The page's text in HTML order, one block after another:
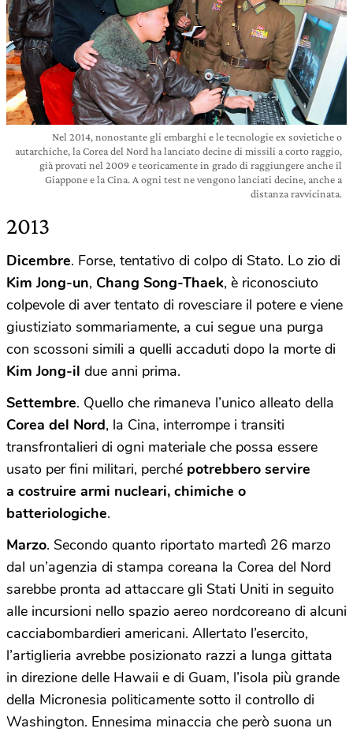
Nel 2014, nonostante gli embarghi e le tecnologie ex sovietiche o
autarchiche, la Corea del Nord ha lanciato decine di missili a corto raggio,
già provati nel 2009 e teoricamente in grado di raggiungere anche il
Giappone e la Cina. A ogni test ne vengono lanciati decine, anche a
distanza ravvicinata.
2013
Dicembre. Forse, tentativo di colpo di Stato. Lo zio di
Kim Jong-un, Chang Song-Thaek, è riconosciuto
colpevole di aver tentato di rovesciare il potere e viene
giustiziato sommariamente, a cui segue una purga
con scossoni simili a quelli accaduti dopo la morte di
Kim Jong-il due anni prima.
Settembre. Quello che rimaneva l’unico alleato della
Corea del Nord, la Cina, interrompe i transiti
transfrontalieri di ogni materiale che possa essere
usato per fini militari, perché potrebbero servire
a costruire armi nucleari, chimiche o
batteriologiche.
Marzo. Secondo quanto riportato martedì 26 marzo
dal un’agenzia di stampa coreana la Corea del Nord
sarebbe pronta ad attaccare gli Stati Uniti in seguito
alle incursioni nello spazio aereo nordcoreano di alcuni
cacciabombardieri americani. Allertato l’esercito,
l’artiglieria avrebbe posizionato razzi a lunga gittata
in direzione delle Hawaii e di Guam, l’isola più grande
della Micronesia politicamente sotto il controllo di
Washington. Ennesima minaccia che però suona un